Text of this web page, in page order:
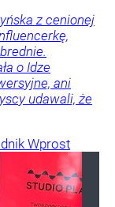
z cenionej
o Idze
ani
udawali, że
Wprost